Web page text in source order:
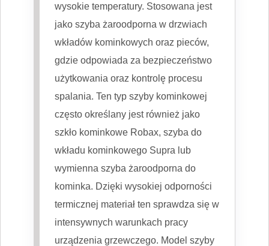
wysokie temperatury. Stosowana jest
jako szyba żaroodporna w drzwiach
wkładów kominkowych oraz pieców,
gdzie odpowiada za bezpieczeństwo
użytkowania oraz kontrolę procesu
spalania. Ten typ szyby kominkowej
często określany jest również jako
szkło kominkowe Robax, szyba do
wkładu kominkowego Supra lub
wymienna szyba żaroodporna do
kominka. Dzięki wysokiej odporności
termicznej materiał ten sprawdza się w
intensywnych warunkach pracy
urządzenia grzewczego. Model szyby